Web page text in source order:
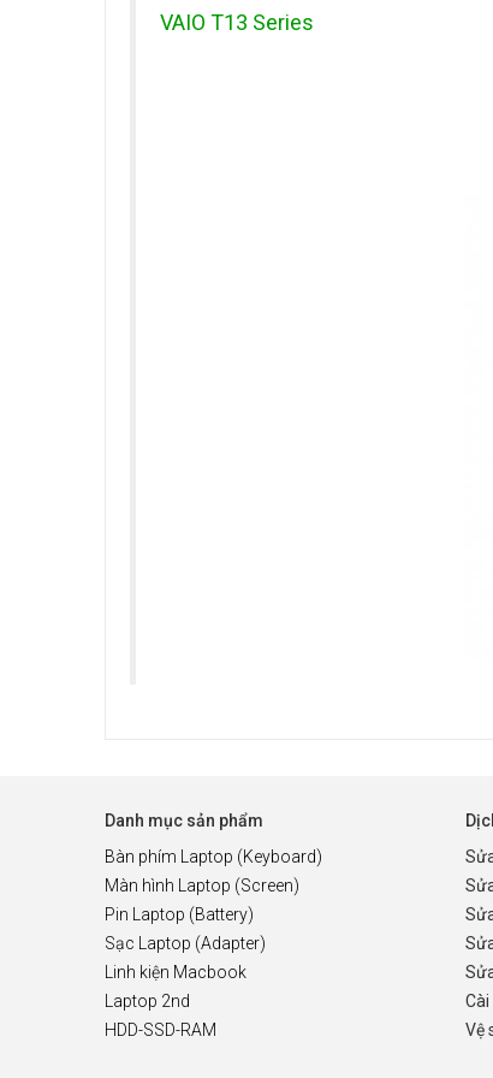
VAIO T13 Series
Danh mục sản phẩm
Bàn phím Laptop (Keyboard)
Màn hình Laptop (Screen)
Pin Laptop (Battery)
Sạc Laptop (Adapter)
Linh kiện Macbook
Laptop 2nd
HDD-SSD-RAM
Vệ